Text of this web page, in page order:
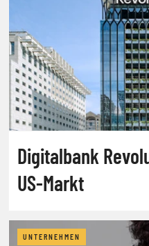
Digitalbank
US-Markt
UNTERNEHMEN